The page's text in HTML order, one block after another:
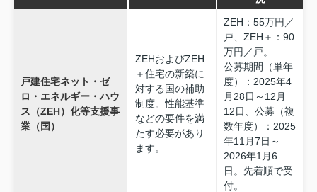
戸建住宅ネット・ゼ
ロ・エネルギー・ハウ
ス（ZEH）化等支援事
業（国）
ZEHおよびZEH
＋住宅の新築に
対する国の補助
制度。性能基準
などの要件を満
たす必要があり
ます。
ZEH：55万円／
戸、ZEH＋：90
万円／戸。
公募期間（単年
度）：2025年4
月28日～12月
12日、公募（複
数年度）：2025
年11月7日～
2026年1月6
日。先着順で受
付。